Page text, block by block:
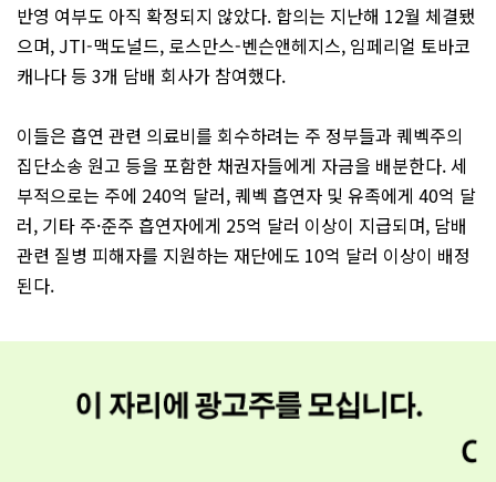
반영 여부도 아직 확정되지 않았다. 합의는 지난해 12월 체결됐
으며, JTI-맥도널드, 로스만스-벤슨앤헤지스, 임페리얼 토바코
캐나다 등 3개 담배 회사가 참여했다.
이들은 흡연 관련 의료비를 회수하려는 주 정부들과 퀘벡주의
집단소송 원고 등을 포함한 채권자들에게 자금을 배분한다. 세
부적으로는 주에 240억 달러, 퀘벡 흡연자 및 유족에게 40억 달
러, 기타 주·준주 흡연자에게 25억 달러 이상이 지급되며, 담배
관련 질병 피해자를 지원하는 재단에도 10억 달러 이상이 배정
된다.